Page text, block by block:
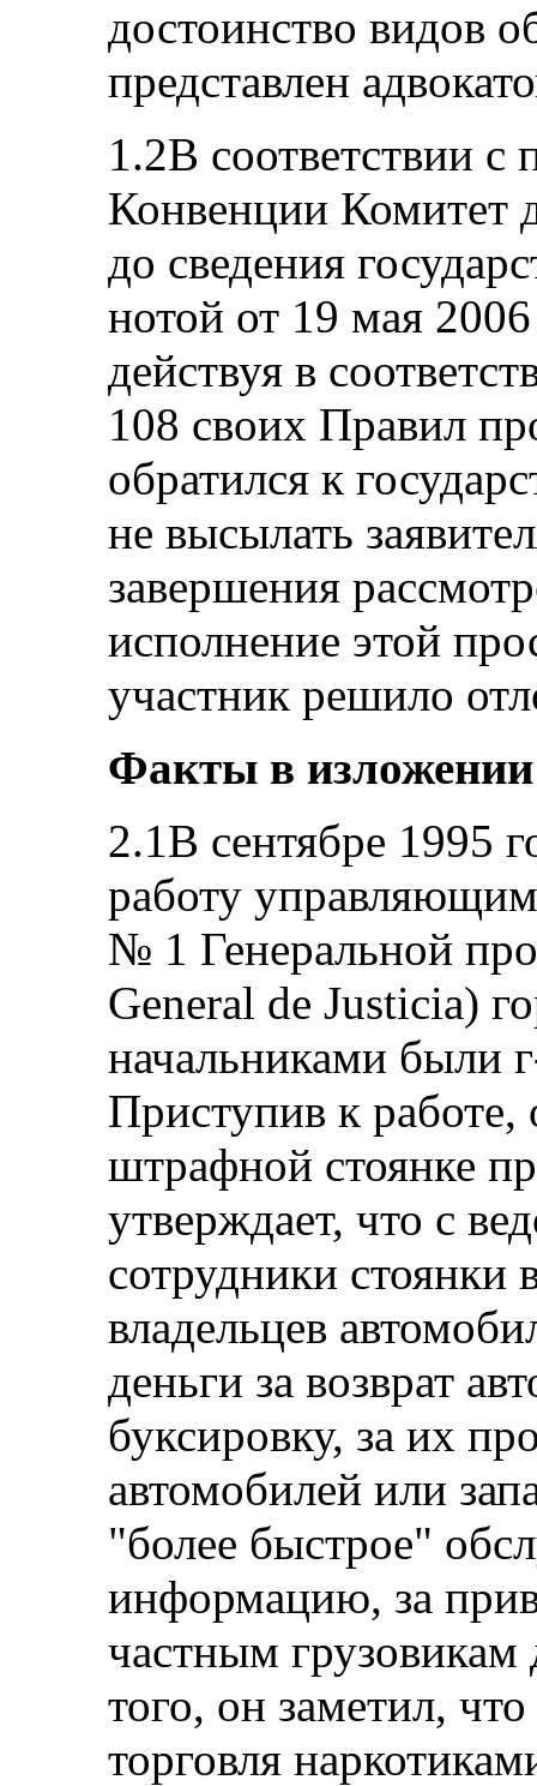
достоинство видов
представлен
1.2В соответствии с
Конвенции Комитет
до сведения
нотой от 19 мая
действуя в
108 своих Правил
обратился к
не высылать
завершения
исполнение этой
участник решило
Факты в изложении
2.1В сентябре 1995
работу
№ 1 Генеральной
General de Justicia)
начальниками были
Приступив к работе,
штрафной стоянке
утверждает, что с
сотрудники стоянки
владельцев
деньги за возврат
буксировку, за их
автомобилей или
"более быстрое"
информацию, за
частным
того, он заметил,
торговля